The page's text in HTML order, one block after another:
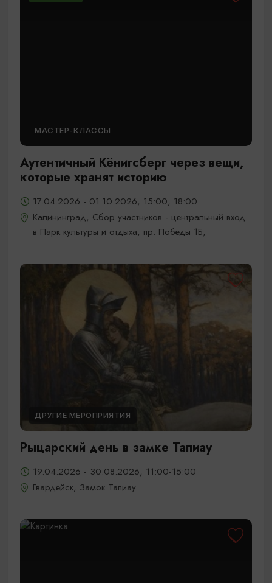
МАСТЕР-КЛАССЫ
Аутентичный Кёнигсберг через вещи,
которые хранят историю
17.04.2026 - 01.10.2026, 15:00, 18:00
Калининград, Сбор участников - центральный вход
в Парк культуры и отдыха, пр. Победы 1Б,
ДРУГИЕ МЕРОПРИЯТИЯ
Рыцарский день в замке Тапиау
19.04.2026 - 30.08.2026, 11:00-15:00
Гвардейск, Замок Тапиау